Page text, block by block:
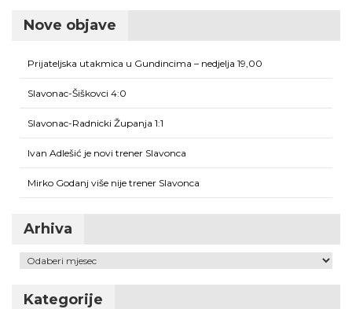
Nove objave
Prijateljska utakmica u Gundincima – nedjelja 19,00
Slavonac-Šiškovci 4:0
Slavonac-Radnicki Županja 1:1
Ivan Adlešić je novi trener Slavonca
Mirko Godanj više nije trener Slavonca
Arhiva
Arhiva
Kategorije